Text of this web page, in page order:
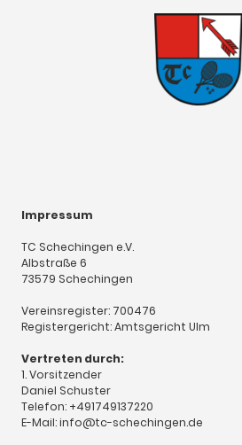
Impressum
TC Schechingen e.V.
Albstraße 6
73579 Schechingen
Vereinsregister: 700476
Registergericht: Amtsgericht Ulm
Vertreten durch:
1. Vorsitzender
Daniel Schuster
Telefon: +491749137220
E-Mail: info@tc-schechingen.de